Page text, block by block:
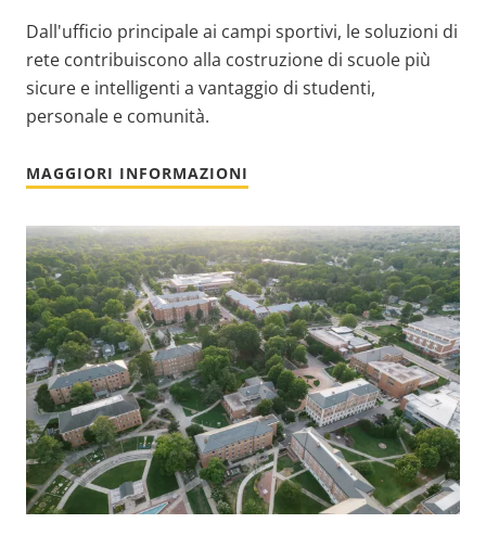
Dall'ufficio principale ai campi sportivi, le soluzioni di
rete contribuiscono alla costruzione di scuole più
sicure e intelligenti a vantaggio di studenti,
personale e comunità.
MAGGIORI INFORMAZIONI